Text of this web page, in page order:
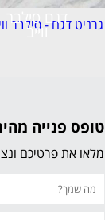
דגם סילבר
ווייב
טופס פנייה
מלאו את פרטיכם